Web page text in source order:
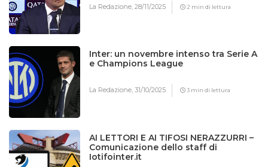
La Redazione,28/11/2025 2 min di lettura
Inter: un novembre intenso tra Serie A
e Champions League
La Redazione,31/10/2025 3 min di lettura
AI LETTORI E AI TIFOSI NERAZZURRI –
Comunicazione dello staff di
Iotifointer.it